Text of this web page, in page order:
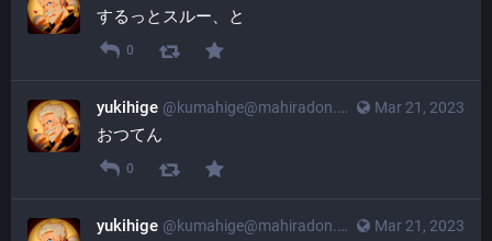
するっとスルー、と
0
Mar 21, 2023
yukihige @kumahige@mahiradon.com
おつてん
0
Mar 21, 2023
yukihige @kumahige@mahiradon.com